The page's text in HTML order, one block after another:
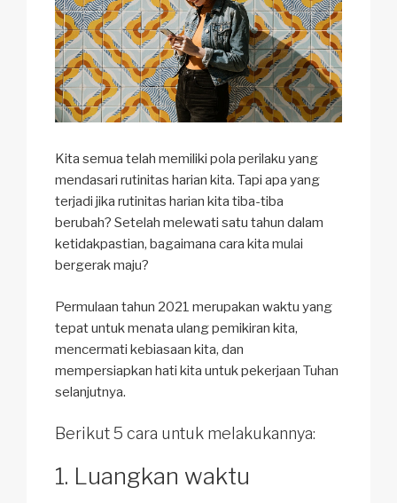
Kita semua telah memiliki pola perilaku yang
mendasari rutinitas harian kita. Tapi apa yang
terjadi jika rutinitas harian kita tiba-tiba
berubah? Setelah melewati satu tahun dalam
ketidakpastian, bagaimana cara kita mulai
bergerak maju?
Permulaan tahun 2021 merupakan waktu yang
tepat untuk menata ulang pemikiran kita,
mencermati kebiasaan kita, dan
mempersiapkan hati kita untuk pekerjaan Tuhan
selanjutnya.
Berikut 5 cara untuk melakukannya:
Luangkan waktu